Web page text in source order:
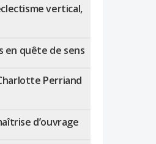
vertical,
en quête de sens
Perriand
d’ouvrage